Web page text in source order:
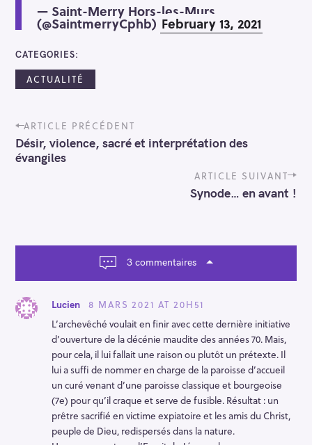
— Saint-Merry Hors-les-Murs
(@SaintmerryCphb) February 13, 2021
CATEGORIES
ACTUALITÉ
P
o
s
t
a
n
ARTICLE PRÉCÉDENT
Désir, violence, sacré et interprétation des
évangiles
ARTICLE SUIVANT
Synode… en avant !
3 commentaires
Lucien
8 MARS 2021 AT 20H51
L’archevêché voulait en finir avec cette dernière initiative
d’ouverture de la décénie maudite des années 70. Mais,
pour cela, il lui fallait une raison ou plutôt un prétexte. Il
lui a suffi de nommer en charge de la paroisse d’accueil
un curé venant d’une paroisse classique et bourgeoise
(7e) pour qu’il craque et serve de fusible. Résultat : un
prêtre sacrifié en victime expiatoire et les amis du Christ,
peuple de Dieu, redispersés dans la nature.